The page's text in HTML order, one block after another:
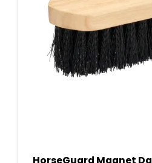
HorseGuard Magnet